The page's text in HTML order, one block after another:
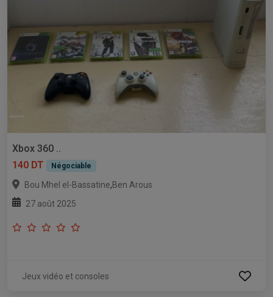
Xbox 360 ..
140 DT
Négociable
Bou Mhel el-Bassatine,Ben Arous
27 août 2025
Jeux vidéo et consoles